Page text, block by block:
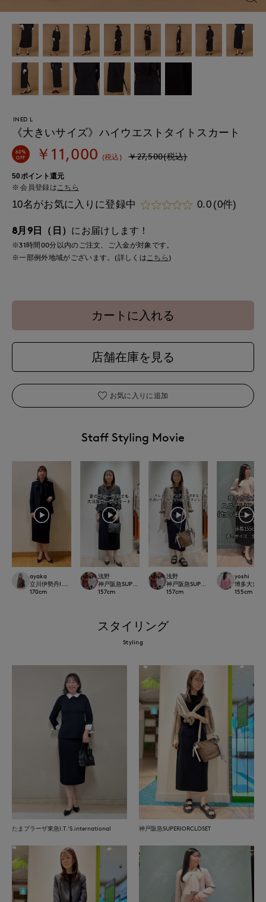
INED L
《大きいサイズ》ハイウエストタイトスカート
60%
OFF ￥11,000 (税込) ￥27,500(税込)
50ポイント還元
会員登録は こちら
10名がお気に入りに登録中 0.0 (0件)
8月9日（日） にお届けします！
※31時間00分以内のご注文、ご入金が対象です。
※一部例外地域がございます。(詳しくはこちら )
カートに入れる
店舗在庫を見る
お気に入りに追加
Staff Styling Movie
ayaka
立川伊勢丹I.T.'S.international
170cm
浅野
神戸阪急SUPERIORCLOSET
157cm
浅野
神戸阪急SUPERIORCLOSET
157cm
yoshi
博多大丸
155cm
スタイリング
Styling
たまプラーザ東急I.T.'S.international 神戸阪急SUPERIORCLOSET